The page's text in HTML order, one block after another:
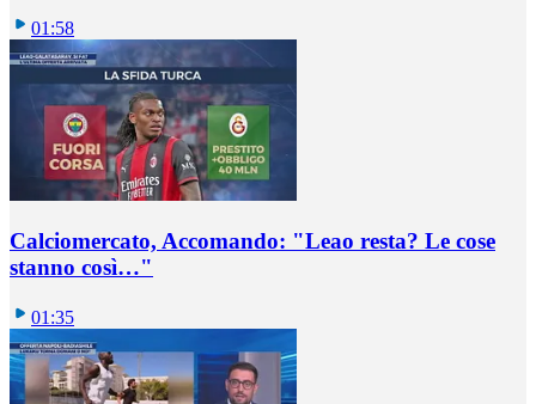
01:58
Calciomercato, Accomando: "Leao resta? Le cose
stanno così…"
01:35